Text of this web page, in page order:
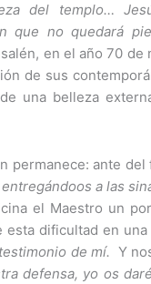
del templo…
que no quedará
en el año 70 de
de sus
una belleza
permanece: ante
a las
el Maestro un
dificultad en
de mí. Y
defensa, yo os